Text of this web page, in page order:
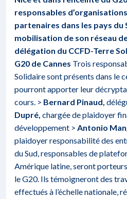
responsables
partenaires dans les pays du
mobilisation de son réseau
délégation du CCFD-Terre
G20 de Cannes Trois
Solidaire sont présents dans le
pourront apporter leur
cours. > Bernard Pinaud,
Dupré, chargée de plaidoyer
développement > Antonio
plaidoyer responsabilité des
du Sud, responsables de
Amérique latine, seront
le G20. Ils témoigneront des
effectués à l’échelle nationale,